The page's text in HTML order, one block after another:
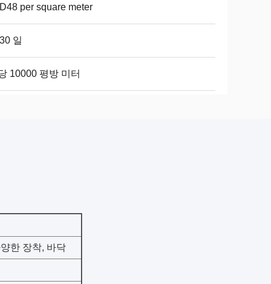
per square meter
일
10000 평방 미터
한 장착, 바닥